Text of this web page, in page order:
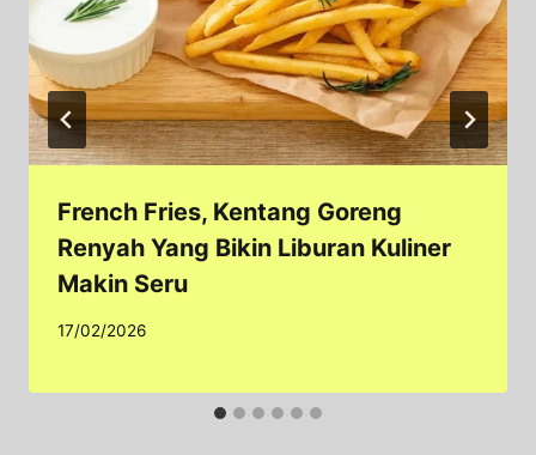
French Fries, Kentang Goreng
Renyah Yang Bikin Liburan Kuliner
Makin Seru
17/02/2026